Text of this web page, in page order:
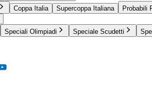
Coppa Italia Supercoppa Italiana Probabili
Speciali Olimpiadi Speciale Scudetti